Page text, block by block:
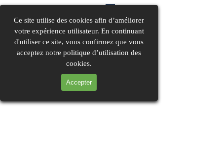
Ce site utilise des cookies afin d’améliorer
votre expérience utilisateur. En continuant
d'utiliser ce site, vous confirmez que vous
acceptez notre politique d’utilisation des
cookies.
Accepter
Aller au contenu Sauter le menu